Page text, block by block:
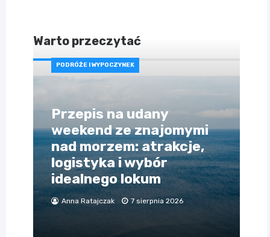
Warto przeczytać
PODRÓŻE I WYPOCZYNEK
Przepis na udany
weekend ze znajomymi
nad morzem: atrakcje,
logistyka i wybór
idealnego lokum
Anna Ratajczak 7 sierpnia 2026